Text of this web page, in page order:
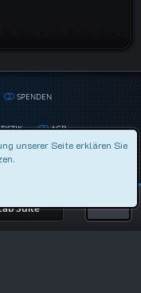
SPENDEN
AGB
Suite™
unserer Seite erklären Sie